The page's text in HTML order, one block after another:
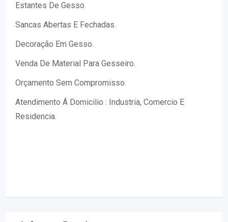
Estantes De Gesso.
Sancas Abertas E Fechadas.
Decoração Em Gesso.
Venda De Material Para Gesseiro.
Orçamento Sem Compromisso.
Atendimento Á Domicilio : Industria, Comercio E
Residencia.